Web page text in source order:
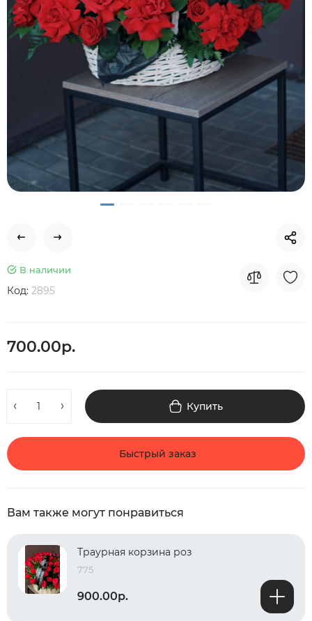
В наличии
Код: 2895
700.00р.
Купить
Быстрый заказ
Вам также могут понравиться
Траурная корзина роз
775
900.00р.